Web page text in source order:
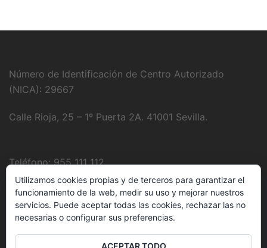
Número de Identificación de Centro Autorizado
(NICA): 29667
Calle Rioja, 25 – 1º Puerta 2A. 41001 Sevilla.
Teléfono: 955 111 112
Fotografía:Juanjo Domínguez
E-Mail:clinica@delbozyrodriguez.es
Utilizamos cookies propias y de terceros para garantizar el
funcionamiento de la web, medir su uso y mejorar nuestros
servicios. Puede aceptar todas las cookies, rechazar las no
necesarias o configurar sus preferencias.
ACEPTAR TODO